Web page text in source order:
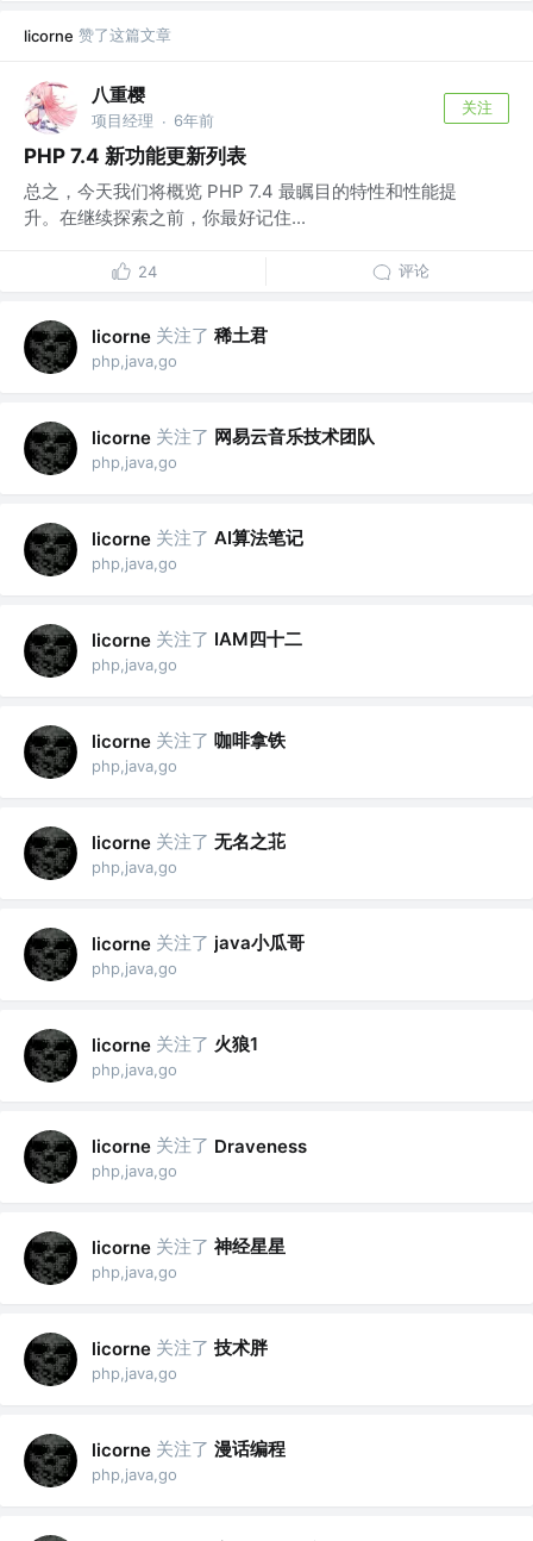
licorne 赞了这篇文章
八重樱
项目经理 · 6年前
关注
PHP 7.4 新功能更新列表
总之，今天我们将概览 PHP 7.4 最瞩目的特性和性能提
升。在继续探索之前，你最好记住...
24 评论
licorne 关注了 稀土君
php,java,go
licorne 关注了 网易云音乐技术团队
php,java,go
licorne 关注了 AI算法笔记
php,java,go
licorne 关注了 IAM四十二
php,java,go
licorne 关注了 咖啡拿铁
php,java,go
licorne 关注了 无名之苝
php,java,go
licorne 关注了 java小瓜哥
php,java,go
licorne 关注了 火狼1
php,java,go
licorne 关注了 Draveness
php,java,go
licorne 关注了 神经星星
php,java,go
licorne 关注了 技术胖
php,java,go
licorne 关注了 漫话编程
php,java,go